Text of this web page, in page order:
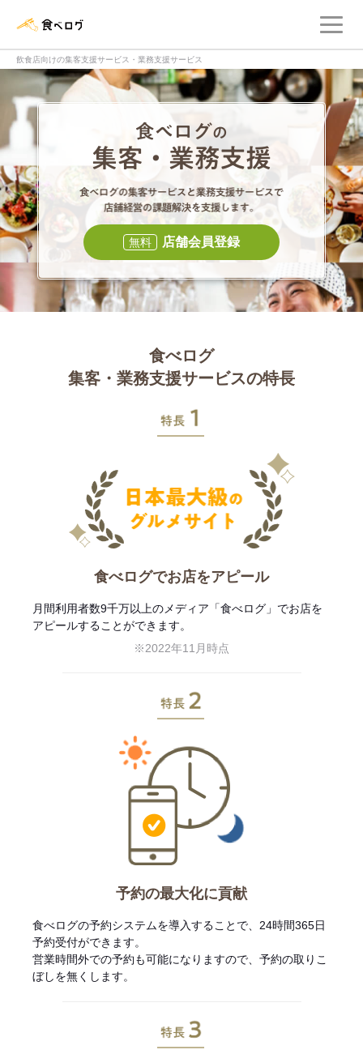
飲食店向けの集客支援サービス・業務支援サービス
食べログの集客
食べログの集
無料 店舗会員登録
食べログ
集客・業務支援サービスの特長
食べログでお店をアピール
月間利用者数9千万以上のメディア「食べログ」でお店を
アピールすることができます。
※2022年11月時点
予約の最大化に貢献
食べログの予約システムを導入することで、24時間365日
予約受付ができます。
営業時間外での予約も可能になりますので、予約の取りこ
ぼしを無くします。